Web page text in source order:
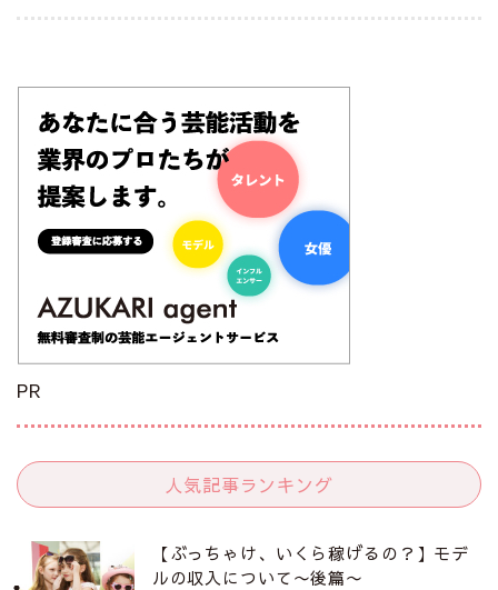
PR
人気記事ランキング
【ぶっちゃけ、いくら稼げるの？】モデ
ルの収入について〜後篇〜